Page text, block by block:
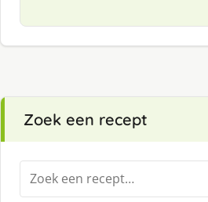
Zoek een recept
Zoeken
naar: